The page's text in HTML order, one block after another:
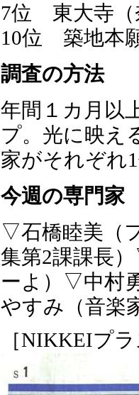
7位 東大寺（
10位 築地本
調査の方法
年間１カ月以
プ。光に映え
家がそれぞれ
今週の専門家
▽石橋睦美（
集第2課課長
ーよ）▽中村
やすみ（音楽
［NIKKEIプ